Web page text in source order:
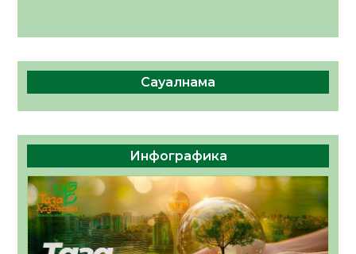
Сауалнама
Инфографика